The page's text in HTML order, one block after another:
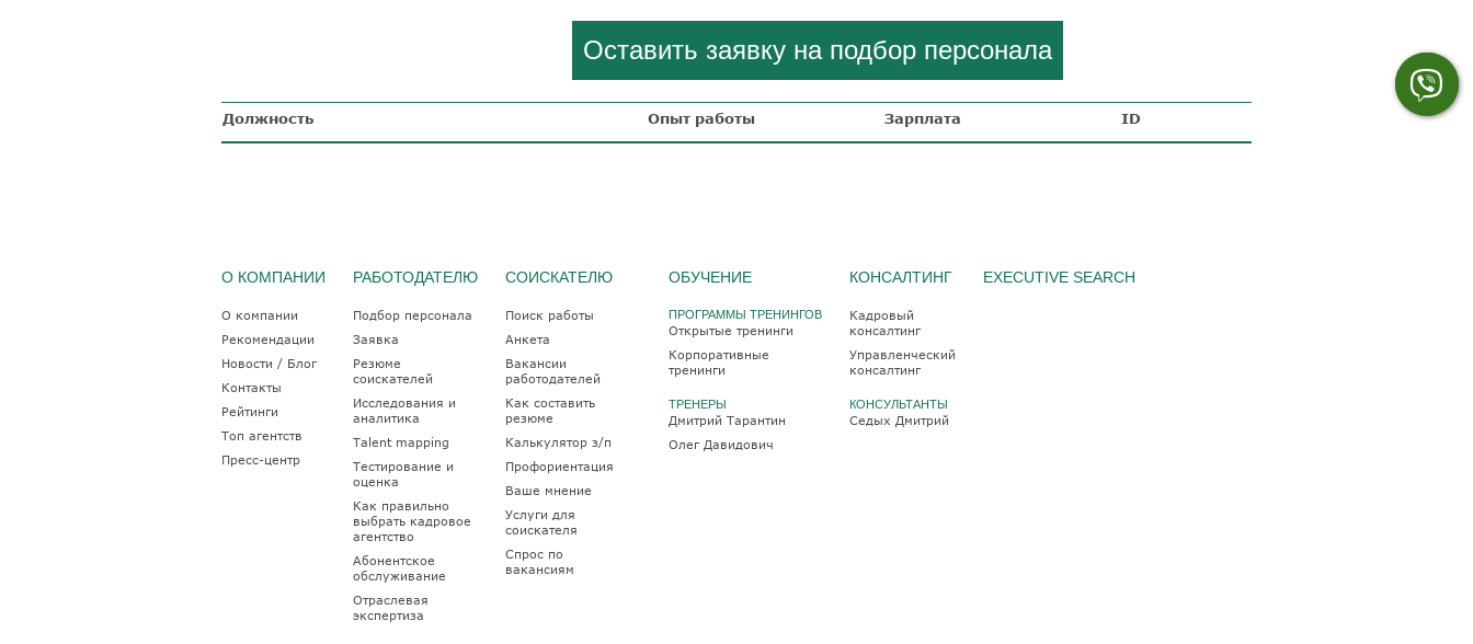
Оставить заявку на подбор персонала
Должность Опыт работы Зарплата ID
О КОМПАНИИ
О компании
Рекомендации
Новости / Блог
Контакты
Рейтинги
Топ агентств
Пресс-центр
РАБОТОДАТЕЛЮ
Подбор персонала
Заявка
Резюме
соискателей
Исследования и
аналитика
Talent mapping
Тестирование и
оценка
Как правильно
выбрать кадровое
агентство
Абонентское
обслуживание
Отраслевая
экспертиза
СОИСКАТЕЛЮ
Поиск работы
Анкета
Вакансии
работодателей
Как составить
резюме
Калькулятор з/п
Профориентация
Ваше мнение
Услуги для
соискателя
Спрос по
вакансиям
ОБУЧЕНИЕ
ПРОГРАММЫ ТРЕНИНГОВ
Открытые тренинги
Корпоративные
тренинги
ТРЕНЕРЫ
Дмитрий Тарантин
Олег Давидович
КОНСАЛТИНГ
Кадровый
консалтинг
Управленческий
консалтинг
КОНСУЛЬТАНТЫ
Седых Дмитрий
EXECUTIVE SEARCH